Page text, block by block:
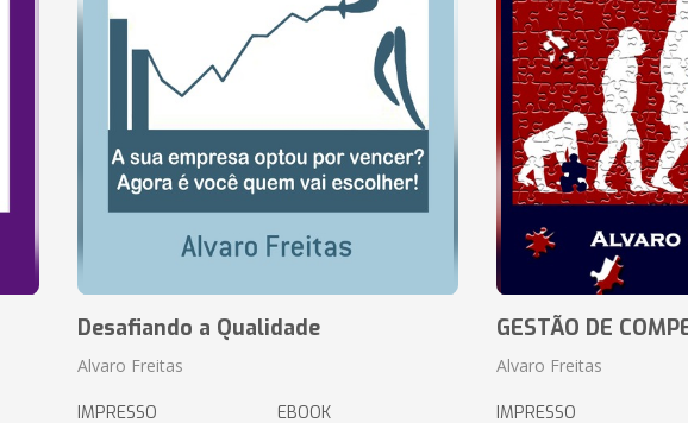
Desafiando a Qualidade
Alvaro Freitas
IMPRESSO EBOOK
GESTÃO DE
Alvaro Freitas
IMPRESSO